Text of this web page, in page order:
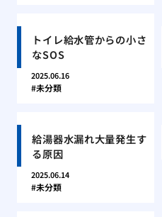
トイレ給水管からの小さ
なSOS
2025.06.16
未分類
給湯器水漏れ大量発生す
る原因
2025.06.14
未分類